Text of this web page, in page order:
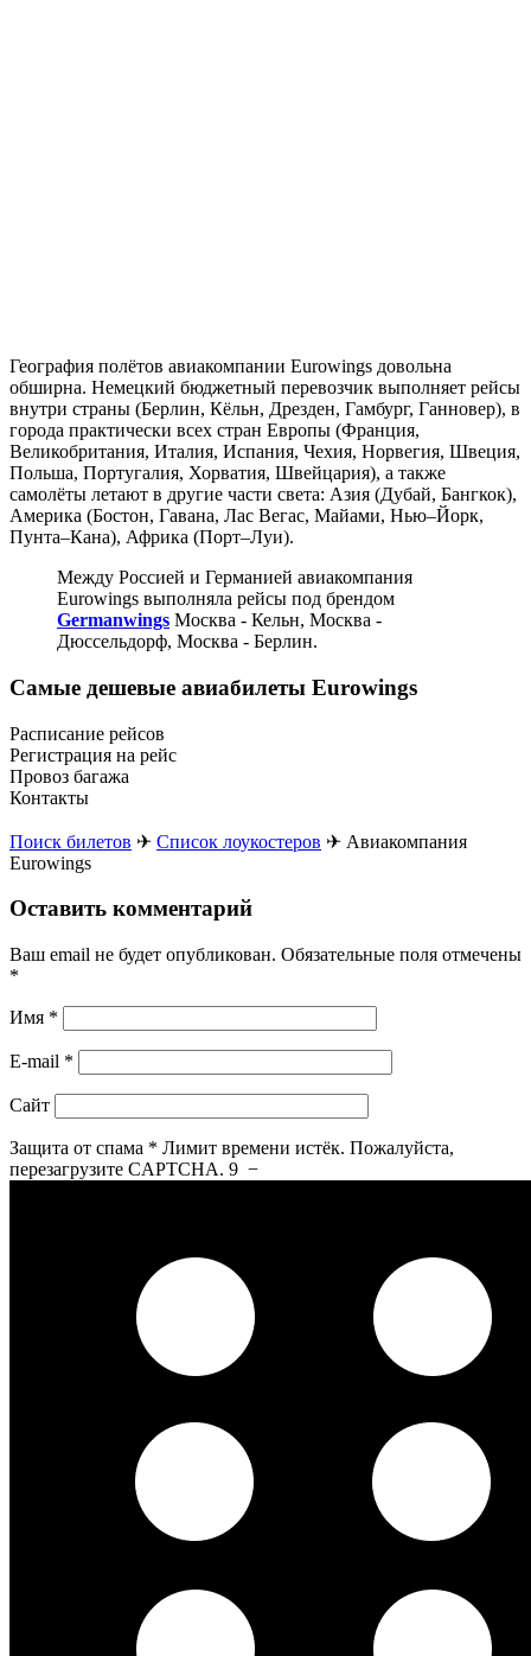
География полётов авиакомпании Eurowings довольна
обширна. Немецкий бюджетный перевозчик выполняет рейсы
внутри страны (Берлин, Кёльн, Дрезден, Гамбург, Ганновер), в
города практически всех стран Европы (Франция,
Великобритания, Италия, Испания, Чехия, Норвегия, Швеция,
Польша, Португалия, Хорватия, Швейцария), а также
самолёты летают в другие части света: Азия (Дубай, Бангкок),
Америка (Бостон, Гавана, Лас Вегас, Майами, Нью–Йорк,
Пунта–Кана), Африка (Порт–Луи).
Между Россией и Германией авиакомпания
Eurowings выполняла рейсы под брендом
Germanwings Москва - Кельн, Москва -
Дюссельдорф, Москва - Берлин.
Самые дешевые авиабилеты Eurowings
Расписание рейсов
Регистрация на рейс
Провоз багажа
Контакты
Поиск билетов ✈ Список лоукостеров ✈ Авиакомпания
Eurowings
Оставить комментарий
Ваш email не будет опубликован. Обязательные поля отмечены
*
Имя *
E-mail *
Сайт
Защита от спама * Лимит времени истёк. Пожалуйста,
перезагрузите CAPTCHA. 9 −